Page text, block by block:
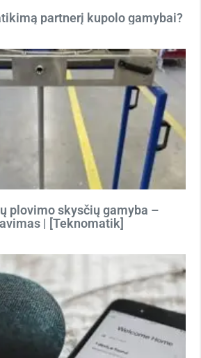
partnerį kupolo gamybai?
plovimo skysčių gamyba –
| [Teknomatik]